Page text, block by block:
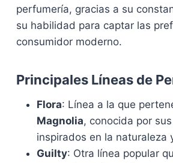
perfumería, gracias a su
su habilidad para captar las
consumidor moderno.
Principales Líneas de
Flora: Línea a la que
Magnolia, conocida por
inspirados en la naturaleza
Guilty: Otra línea popular